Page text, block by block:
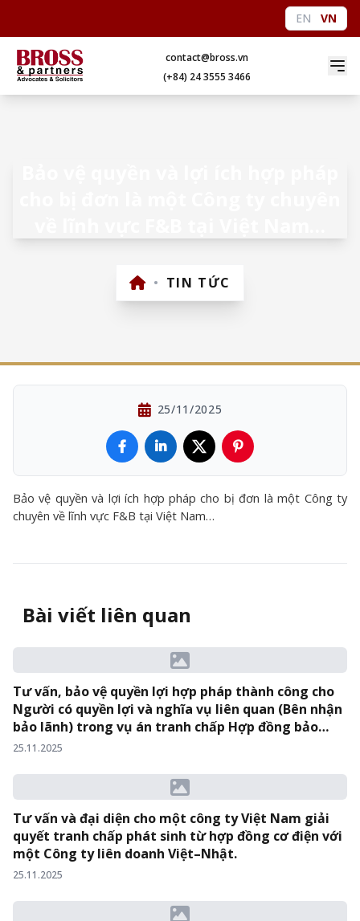
EN VN
contact@bross.vn
(+84) 24 3555 3466
• TIN TỨC
25/11/2025
Bảo vệ quyền và lợi ích hợp pháp cho bị đơn là một Công ty
chuyên về lĩnh vực F&B tại Việt Nam…
Bài viết liên quan
Tư vấn, bảo vệ quyền lợi hợp pháp thành công cho
Người có quyền lợi và nghĩa vụ liên quan (Bên nhận
bảo lãnh) trong vụ án tranh chấp Hợp đồng bảo
lãnh…
25.11.2025
Tư vấn và đại diện cho một công ty Việt Nam giải
quyết tranh chấp phát sinh từ hợp đồng cơ điện với
một Công ty liên doanh Việt–Nhật.
25.11.2025